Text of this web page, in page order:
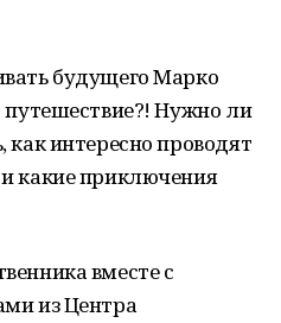
будущего Марко
путешествие?! Нужно ли
как интересно проводят
какие приключения
вместе с
из Центра